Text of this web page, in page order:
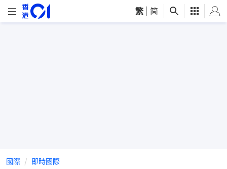
繁 简
國際 即時國際